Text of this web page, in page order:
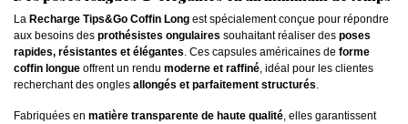
La Recharge Tips&Go Coffin Long est spécialement conçue pour répondre
aux besoins des prothésistes ongulaires souhaitant réaliser des poses
rapides, résistantes et élégantes. Ces capsules américaines de forme
coffin longue offrent un rendu moderne et raffiné, idéal pour les clientes
recherchant des ongles allongés et parfaitement structurés.
Fabriquées en matière transparente de haute qualité, elles garantissent